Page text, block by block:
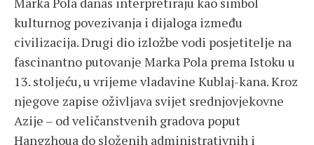
kulturnog povezivanja i dijaloga između
civilizacija. Drugi dio izložbe vodi posjetitelje na
fascinantno putovanje Marka Pola prema Istoku u
13. stoljeću, u vrijeme vladavine Kublaj-kana. Kroz
njegove zapise oživljava svijet srednjovjekovne
Azije – od veličanstvenih gradova poput
Hangzhoua do složenih administrativnih i